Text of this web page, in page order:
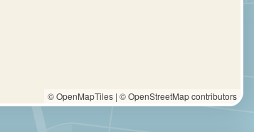
© OpenMapTiles | © OpenStreetMap contributors